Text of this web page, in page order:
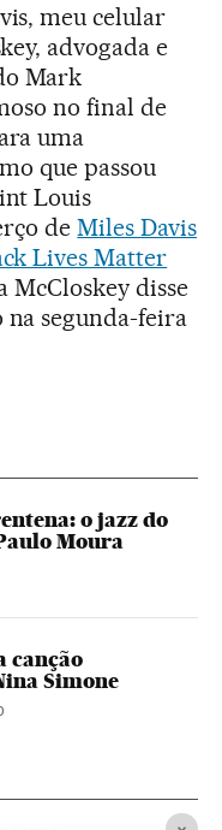
meu celular
advogada e
Mark
no final de
uma
que passou
Louis
deMiles Davis
Lives Matter
McCloskey disse
segunda-feira
o jazz do
Moura
canção
Simone